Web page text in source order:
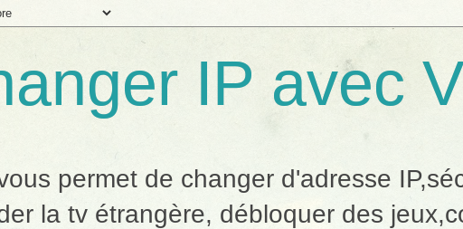
IP avec
permet de changer d'adresse
la tv étrangère, débloquer des